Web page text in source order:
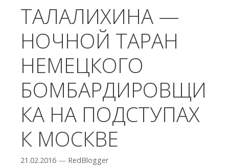
ТАЛАЛИХИНА —
НОЧНОЙ ТАРАН
НЕМЕЦКОГО
БОМБАРДИРОВЩИ
КА НА ПОДСТУПАХ
К МОСКВЕ
21.02.2016 — RedBlogger